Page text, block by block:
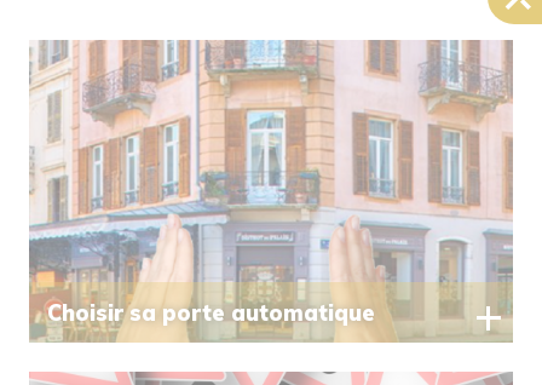
Choisir sa porte automatique